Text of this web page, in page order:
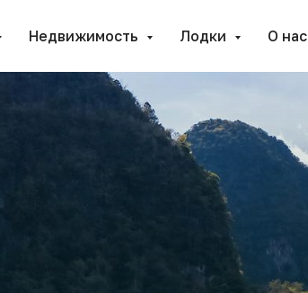
Недвижимость Лодки О нас